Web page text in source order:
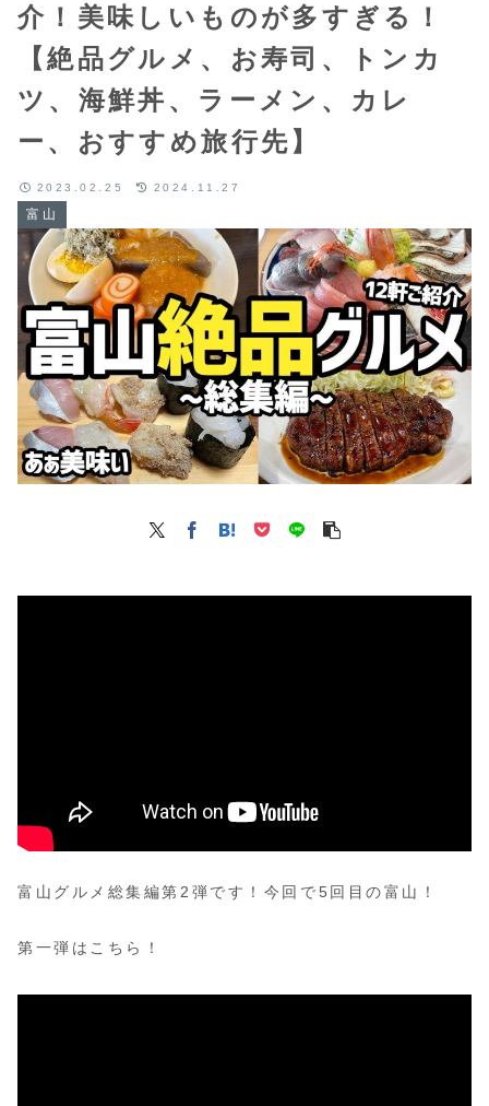
介！美味しいものが多すぎる！
【絶品グルメ、お寿司、トンカ
ツ、海鮮丼、ラーメン、カレ
ー、おすすめ旅行先】
富山
2023.02.25 2024.11.27
富山グルメ総集編第2弾です！今回で5回目の富山！
第一弾はこちら！